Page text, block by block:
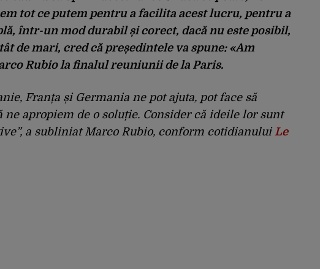
tot ce putem pentru a facilita acest lucru, pentru a
într-un mod durabil și corect, dacă nu este posibil,
de mari, cred că președintele va spune: «Am
Rubio la finalul reuniunii de la Paris.
Franța și Germania ne pot ajuta, pot face să
ne apropiem de o soluție. Consider că ideile lor sunt
a subliniat Marco Rubio, conform cotidianului Le